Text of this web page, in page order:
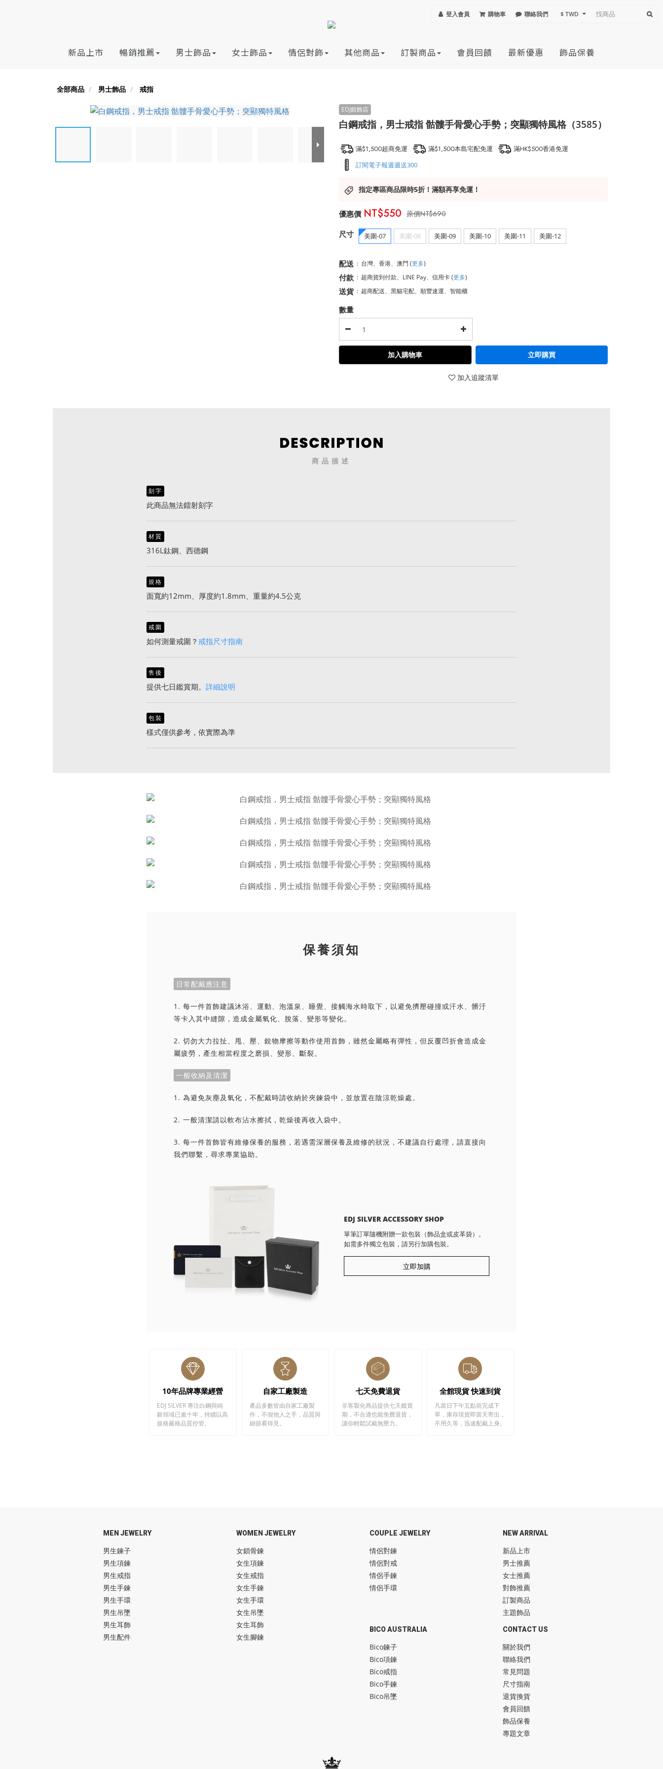
登入會員 購物車 聯絡我們 $ TWD
新品上市 暢銷推薦 男士飾品 女士飾品 情侶對飾 其他商品 訂製商品 會員回饋 最新優惠 飾品保養
全部商品 男士飾品 戒指
白鋼戒指，男士戒指 骷髏手骨愛心手勢；突顯獨特風格（3585）
滿$1,500超商免運 滿$1,500本島宅配免運 滿HK$500香港免運
訂閱電子報週週送300
指定專區商品限時5折！滿額再享免運！
NT$690
NT$550
尺寸 美圍-07 美圍-08 美圍-09 美圍-10 美圍-11 美圍-12
配送 : 台灣、香港、澳門 (更多)
付款 : 超商貨到付款、LINE Pay、信用卡(更多)
送貨 : 超商配送、黑貓宅配、順豐速運、智能櫃
數量
加入購物車 立即購買
加入追蹤清單
商品描述
刻字
此商品無法鐳射刻字
材質
316L鈦鋼、西德鋼
規格
面寬約12mm、厚度約1.8mm、重量約4.5公克
戒圍
如何測量戒圍？ 戒指尺寸指南
售後
提供七日鑑賞期。 詳細說明
包裝
樣式僅供參考，依實際為準
保養須知
日常配戴應注意
1. 每一件首飾建議沐浴、運動、泡溫泉、睡覺、接觸海水時取下，以避免擠壓碰撞或汗水、髒汙
等卡入其中縫隙，造成金屬氧化、脫落、變形等變化。
2. 切勿大力拉扯、甩、壓、銳物摩擦等動作使用首飾，雖然金屬略有彈性，但反覆凹折會造成金
屬疲勞，產生相當程度之磨損、變形、斷裂。
一般收納及清潔
1. 為避免灰塵及氧化，不配戴時請收納於夾鍊袋中，並放置在陰涼乾燥處。
2. 一般清潔請以軟布沾水擦拭，乾燥後再收入袋中。
3. 每一件首飾皆有維修保養的服務，若遇需深層保養及維修的狀況，不建議自行處理，請直接向
我們聯繫，尋求專業協助。
EDJ SILVER ACCESSORY SHOP
單筆訂單隨機附贈一款包裝（飾品盒或皮革袋）。
如需多件獨立包裝，請另行加購包裝。
立即加購
10年品牌專業經營
EDJ SILVER 專注白鋼與純
銀領域已逾十年，持續以高
規格嚴格品質控管。
自家工廠製造
產品多數皆由自家工廠製
作，不假他人之手，品質與
細節看得見。
七天免費退貨
非客製化商品提供七天鑑賞
期，不合適也能免費退貨，
讓你輕鬆試戴無壓力。
全館現貨 快速到貨
凡當日下午五點前完成下
單，庫存現貨即當天寄出，
不用久等，迅速配戴上身。
MEN JEWELRY
男生鍊子
男生項鍊
男生戒指
男生手鍊
男生手環
男生吊墜
男生耳飾
男生配件
WOMEN JEWELRY
女鎖骨鍊
女生項鍊
女生戒指
女生手鍊
女生手環
女生吊墜
女生耳飾
女生腳鍊
COUPLE JEWELRY
情侶對鍊
情侶對戒
情侶手鍊
情侶手環
BICO AUSTRALIA
Bico鍊子
Bico項鍊
Bico戒指
Bico手鍊
Bico吊墜
NEW ARRIVAL
新品上市
男士推薦
女士推薦
對飾推薦
訂製商品
主題飾品
CONTACT US
關於我們
聯絡我們
常見問題
尺寸指南
退貨換貨
會員回饋
飾品保養
專題文章